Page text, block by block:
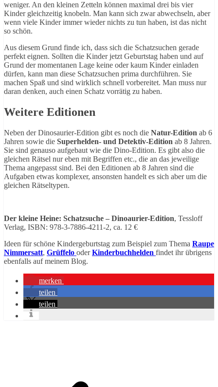
weniger. An den kleinen Zetteln können maximal drei bis vier
Kinder gleichzeitig knobeln. Man kann sich zwar abwechseln, aber
wenn viele Kinder immer wieder nichts zu tun haben, ist das nicht
so schön.
Aus diesem Grund finde ich, dass sich die Schatzsuchen gerade
perfekt eignen. Sollten die Kinder jetzt Geburtstag haben und auf
Grund der momentanen Lage keine oder kaum Kinder einladen
dürfen, kann man diese Schatzsuchen prima durchführen. Sie
machen Spaß und sind wirklich schnell vorbereitet. Man muss nur
daran denken, auch einen Schatz vorrätig zu haben.
Weitere Editionen
Neben der Dinosaurier-Edition gibt es noch die Natur-Edition ab 6
Jahren sowie die Superhelden- und Detektiv-Edition ab 8 Jahren.
Sie sind genauso aufgebaut wie die Dino-Edition. Es gibt also die
gleichen Rätsel nur eben mit Begriffen etc., die an das jeweilige
Thema angepasst sind. Bei den Editionen ab 8 Jahren sind die
Aufgaben etwas komplexer, ansonsten handelt es sich aber um die
gleichen Rätseltypen.
Der kleine Heine: Schatzsuche – Dinoaurier-Edition, Tessloff
Verlag, ISBN: 978-3-7886-4211-2, ca. 12 €
Ideen für schöne Kindergeburtstag zum Beispiel zum Thema Raupe
Nimmersatt, Grüffelo oderKinderbuchhelden findet ihr übrigens
ebenfalls auf meinem Blog.
merken
teilen
teilen